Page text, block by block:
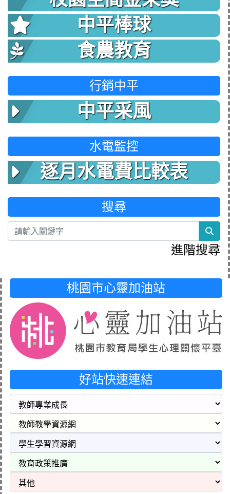
中平棒球
食農教育
行銷中平
中平采風
水電監控
逐月水電費比較表
搜尋
進階搜尋
桃園市心靈加油站
好站快速連結